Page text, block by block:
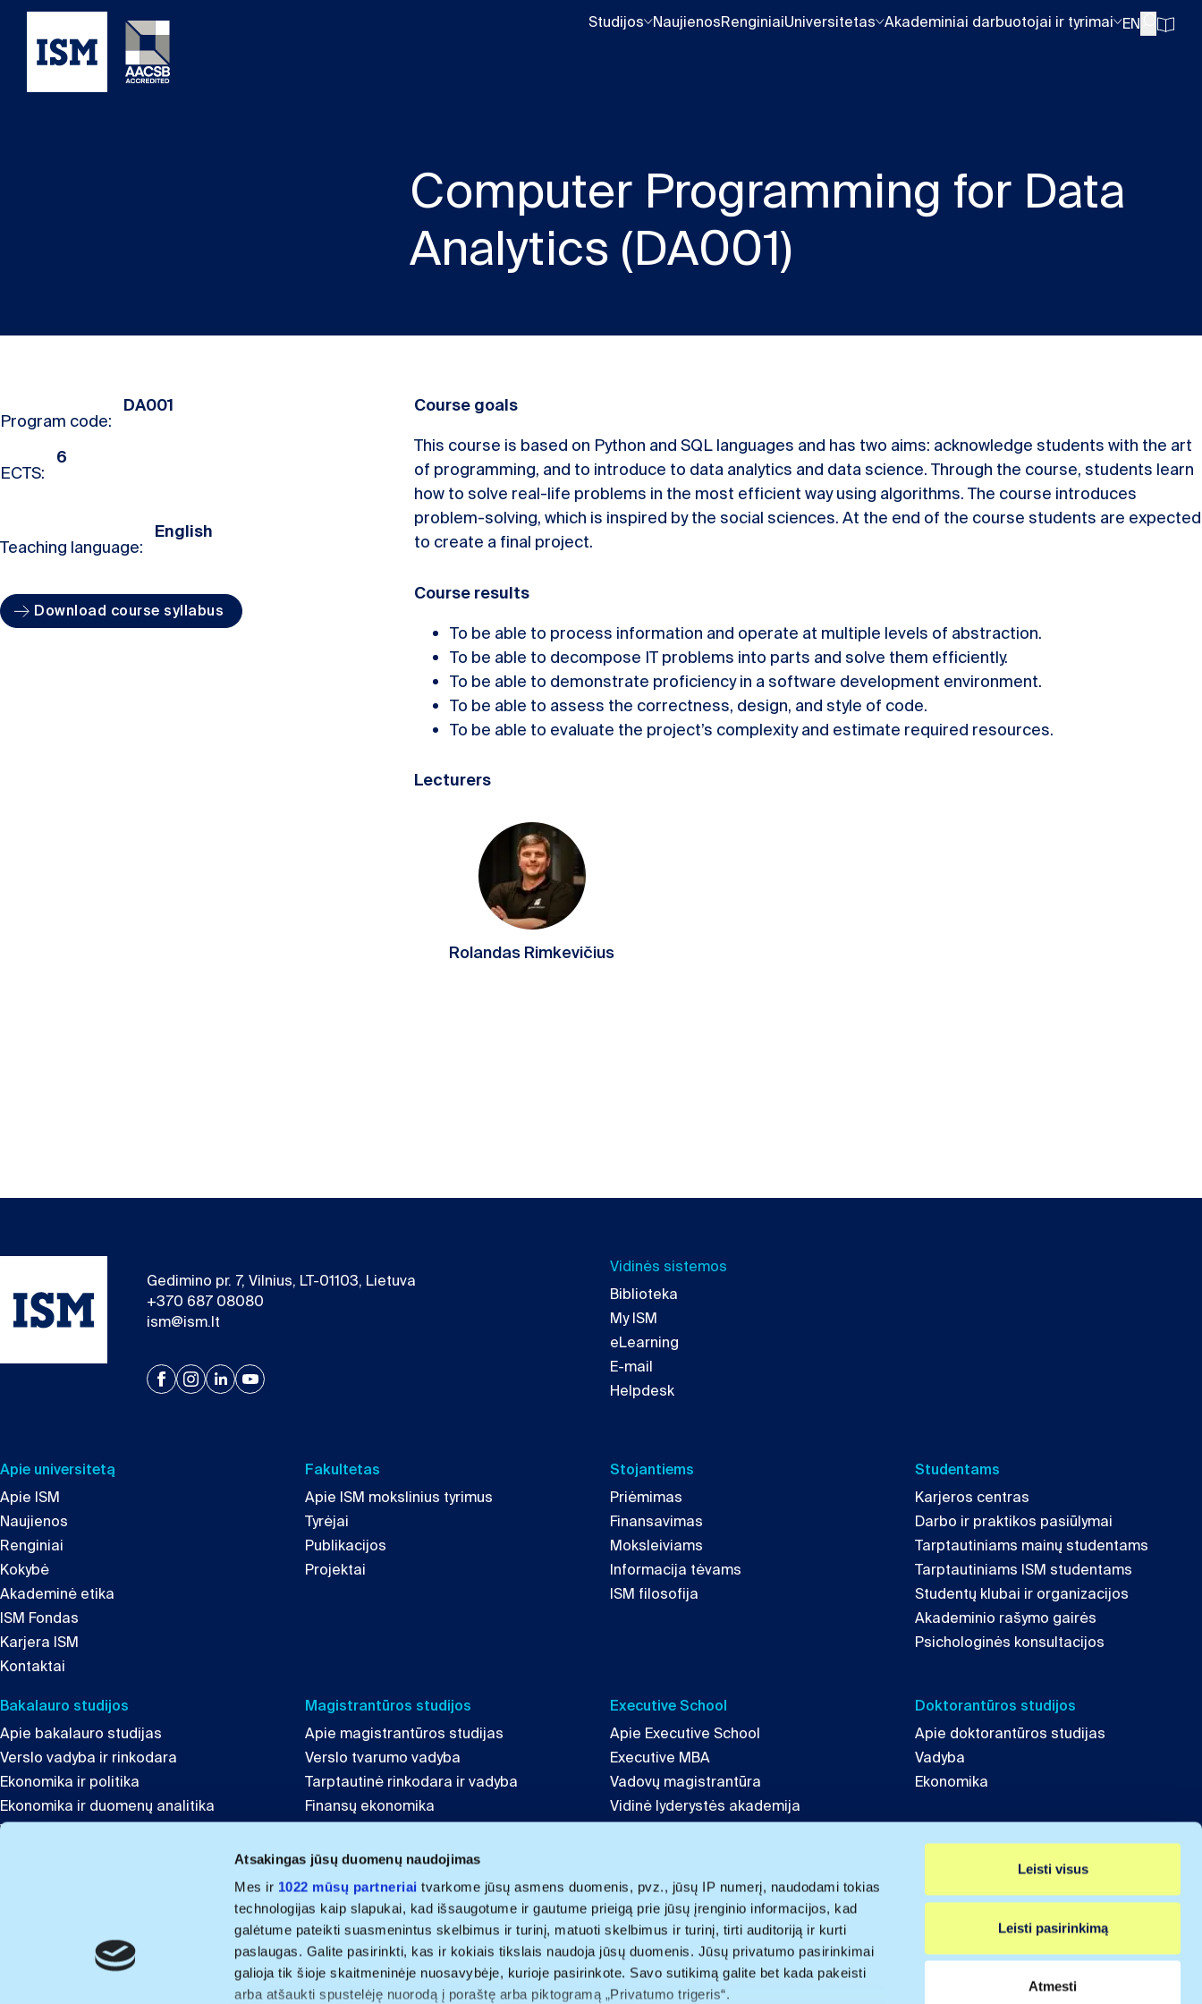
Atsakingas jūsų duomenų naudojimas
Mes ir 1022 mūsų partneriai tvarkome jūsų asmens duomenis, pvz., jūsų IP numerį, naudodami tokias
technologijas kaip slapukai, kad išsaugotume ir gautume prieigą prie jūsų įrenginio informacijos, kad
galėtume pateikti suasmenintus skelbimus ir turinį, matuoti skelbimus ir turinį, tirti auditoriją ir kurti
paslaugas. Galite pasirinkti, kas ir kokiais tikslais naudoja jūsų duomenis. Jūsų privatumo pasirinkimai
galioja tik šioje skaitmeninėje nuosavybėje, kurioje pasirinkote. Savo sutikimą galite bet kada pakeisti
arba atšaukti spustelėję nuorodą į poraštę arba piktogramą „Privatumo trigeris“.
Leisti visus
Leisti pasirinkimą
Atmesti
Studijos NaujienosRenginiaiUniversitetas Akademiniai darbuotojai ir tyrimai EN
Computer Programming for Data
Analytics (DA001)
Program code:
DA001
ECTS:
6
Teaching language:
English
Download course syllabus
Course goals
This course is based on Python and SQL languages and has two aims: acknowledge students with the art
of programming, and to introduce to data analytics and data science. Through the course, students learn
how to solve real-life problems in the most efficient way using algorithms. The course introduces
problem-solving, which is inspired by the social sciences. At the end of the course students are expected
to create a final project.
Course results
To be able to process information and operate at multiple levels of abstraction.
To be able to decompose IT problems into parts and solve them efficiently.
To be able to demonstrate proficiency in a software development environment.
To be able to assess the correctness, design, and style of code.
To be able to evaluate the project’s complexity and estimate required resources.
Lecturers
Rolandas Rimkevičius
Gedimino pr. 7, Vilnius, LT-01103, Lietuva
+370 687 08080
ism@ism.lt
Vidinės sistemos
Biblioteka
My ISM
eLearning
E-mail
Helpdesk
Apie universitetą
Apie ISM
Naujienos
Renginiai
Kokybė
Akademinė etika
ISM Fondas
Karjera ISM
Kontaktai
Fakultetas
Apie ISM mokslinius tyrimus
Tyrėjai
Publikacijos
Projektai
Stojantiems
Priėmimas
Finansavimas
Moksleiviams
Informacija tėvams
ISM filosofija
Studentams
Karjeros centras
Darbo ir praktikos pasiūlymai
Tarptautiniams mainų studentams
Tarptautiniams ISM studentams
Studentų klubai ir organizacijos
Akademinio rašymo gairės
Psichologinės konsultacijos
Bakalauro studijos
Apie bakalauro studijas
Verslo vadyba ir rinkodara
Ekonomika ir politika
Ekonomika ir duomenų analitika
Verslumas ir inovacijos
Tarptautinis verslas ir komunikacija
Magistrantūros studijos
Apie magistrantūros studijas
Verslo tvarumo vadyba
Tarptautinė rinkodara ir vadyba
Finansų ekonomika
Inovacijų ir technologijų vadyba
Executive School
Apie Executive School
Executive MBA
Vadovų magistrantūra
Vidinė lyderystės akademija
Doktorantūros studijos
Apie doktorantūros studijas
Vadyba
Ekonomika
Švietimo Lyderystė
ISM Summer University in the Baltics